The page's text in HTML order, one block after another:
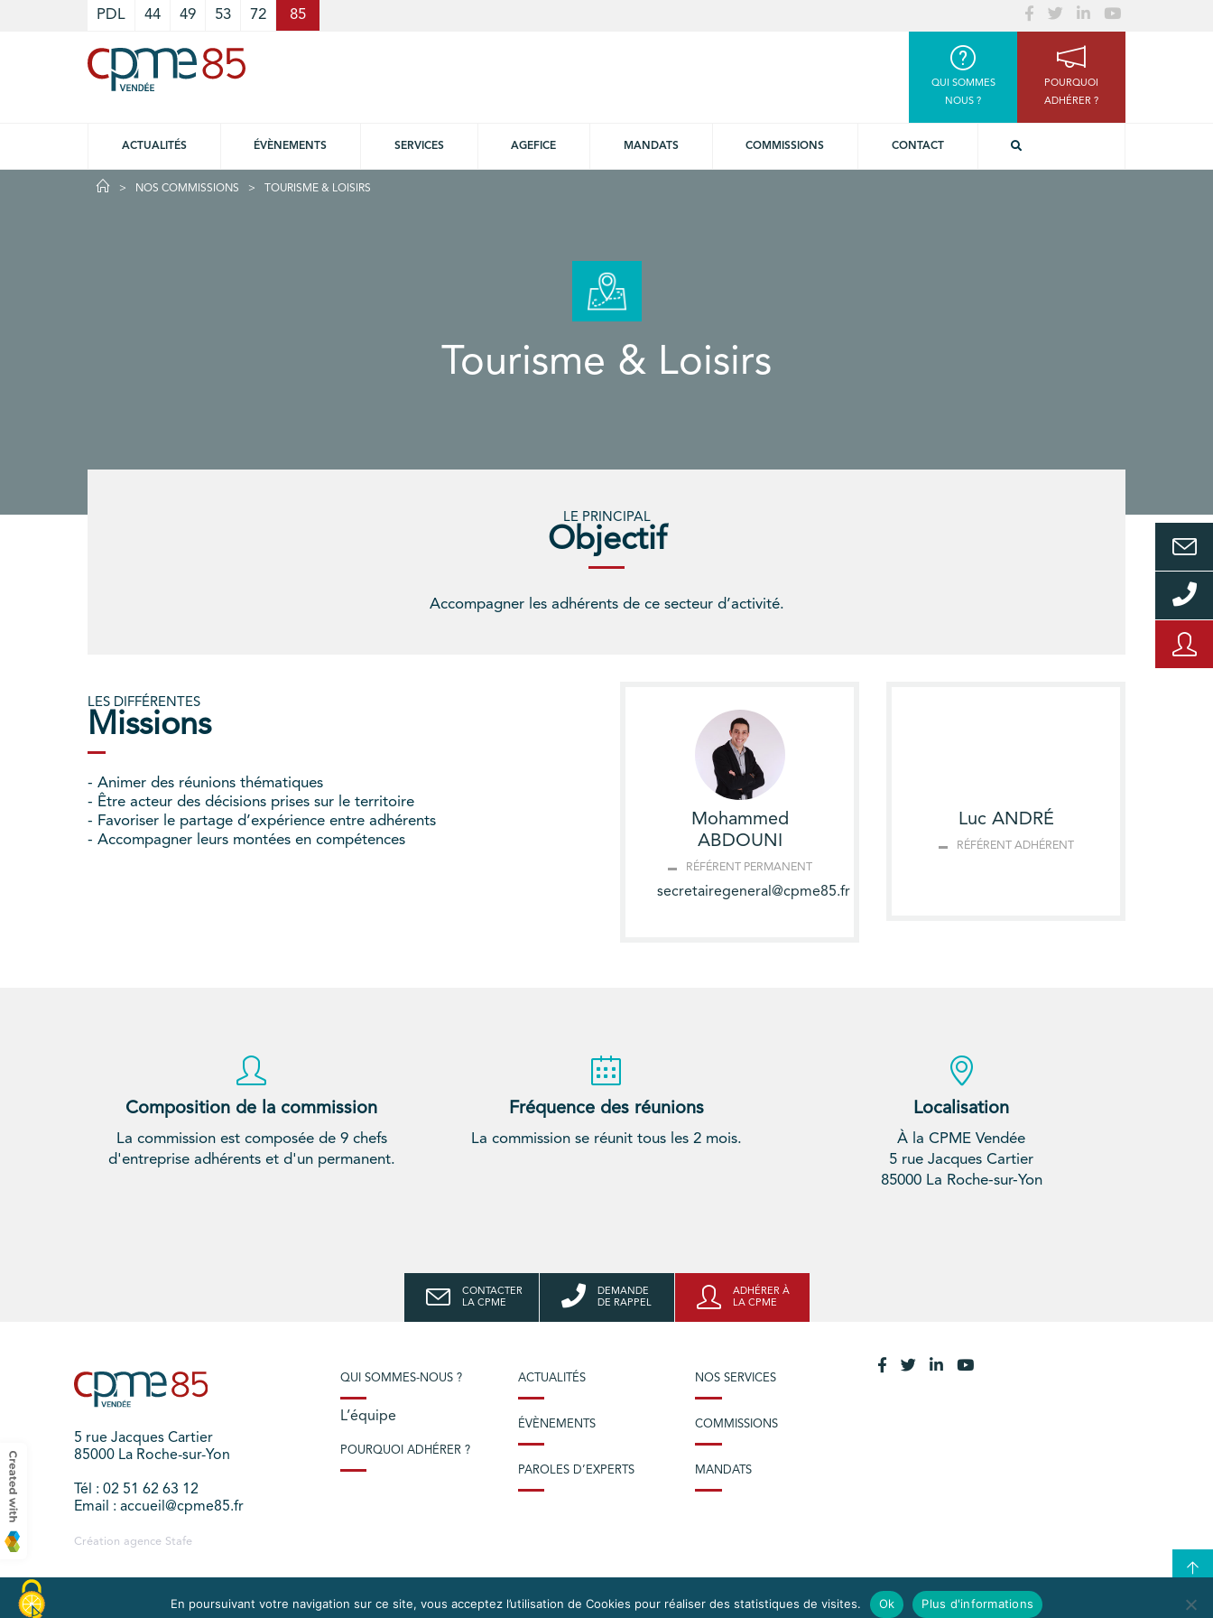
PDL 44 49 53 72 85
QUI SOMMES
NOUS ?
POURQUOI
ADHÉRER ?
ACTUALITÉS ÉVÈNEMENTS SERVICES AGEFICE MANDATS COMMISSIONS CONTACT
NOS COMMISSIONS TOURISME & LOISIRS
Tourisme & Loisirs
LE PRINCIPAL
Objectif
Accompagner les adhérents de ce secteur d’activité.
LES DIFFÉRENTES
Missions
- Animer des réunions thématiques
- Être acteur des décisions prises sur le territoire
- Favoriser le partage d’expérience entre adhérents
- Accompagner leurs montées en compétences
Mohammed
ABDOUNI
RÉFÉRENT PERMANENT
secretairegeneral@cpme85.fr
Luc ANDRÉ
RÉFÉRENT ADHÉRENT
Composition de la commission
La commission est composée de 9 chefs
d'entreprise adhérents et d'un permanent.
Fréquence des réunions
La commission se réunit tous les 2 mois.
Localisation
À la CPME Vendée
5 rue Jacques Cartier
85000 La Roche-sur-Yon
CONTACTER
LA CPME
DEMANDE
DE RAPPEL
ADHÉRER À
LA CPME
5 rue Jacques Cartier
85000 La Roche-sur-Yon
Tél : 02 51 62 63 12
Email : accueil@cpme85.fr
Création agence Stafe
QUI SOMMES-NOUS ?
L’équipe
POURQUOI ADHÉRER ?
ACTUALITÉS
ÉVÈNEMENTS
PAROLES D’EXPERTS
NOS SERVICES
COMMISSIONS
MANDATS
MENTIONS LÉGALES CONTACTEZ LA CPME
En poursuivant votre navigation sur ce site, vous acceptez l’utilisation de Cookies pour réaliser des statistiques de visites. Ok Plus d'informations
Cookies management panel